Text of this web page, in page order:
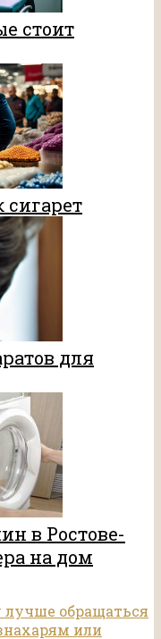
стоит
сигарет
для
в Ростове-
на дом
лучше обращаться
или